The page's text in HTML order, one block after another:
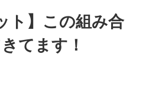
ト】この組み合
てます！